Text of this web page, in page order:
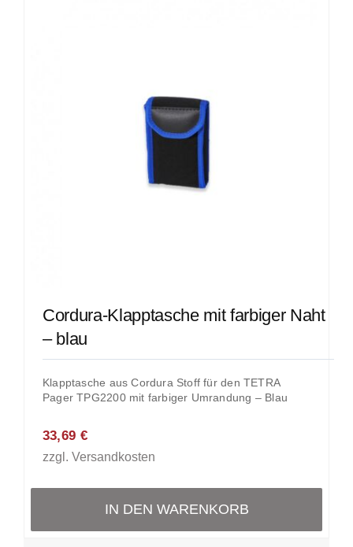
Cordura-Klapptasche mit farbiger Naht
– blau
Klapptasche aus Cordura Stoff für den TETRA
Pager TPG2200 mit farbiger Umrandung – Blau
33,69 €
zzgl. Versandkosten
IN DEN WARENKORB